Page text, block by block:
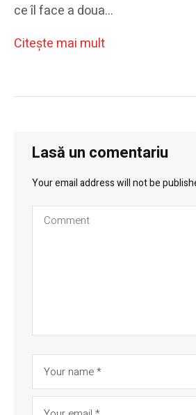
ce îl face a doua…
Citeşte mai mult
Lasă un comentariu
Your email address will not be